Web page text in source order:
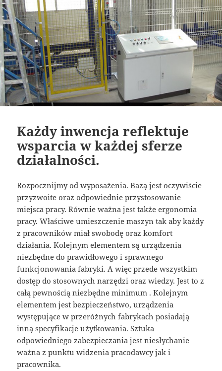
Każdy inwencja reflektuje
wsparcia w każdej sferze
działalności.
Rozpocznijmy od wyposażenia. Bazą jest oczywiście
przyzwoite oraz odpowiednie przystosowanie
miejsca pracy. Równie ważna jest także ergonomia
pracy. Właściwe umieszczenie maszyn tak aby każdy
z pracowników miał swobodę oraz komfort
działania. Kolejnym elementem są urządzenia
niezbędne do prawidłowego i sprawnego
funkcjonowania fabryki. A więc przede wszystkim
dostęp do stosownych narzędzi oraz wiedzy. Jest to z
całą pewnością niezbędne minimum . Kolejnym
elementem jest bezpieczeństwo, urządzenia
występujące w przeróżnych fabrykach posiadają
inną specyfikacje użytkowania. Sztuka
odpowiedniego zabezpieczania jest niesłychanie
ważna z punktu widzenia pracodawcy jak i
pracownika.